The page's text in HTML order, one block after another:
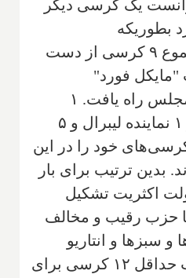
یک کرسی دیگر
بطوریکه
نیودموکرات‌ها در مجموع ۹ کرسی از دست
"مایکل فورد"
برادرزاده وی نیز به مجلس راه یافت. ۱
نماینده محافظه‌کار و ۱ نماینده لیبرال و ۵
خود را در این
بدین ترتیب برای بار
اکثریت تشکیل
حزب رقیب و مخالف
سبزها و انتاریو
نتوانستند به حد نصاب حداقل ۱۲ کرسی برای